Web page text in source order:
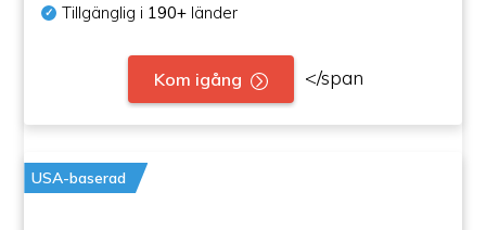
Tillgänglig i 190+ länder
Kom igång </span
USA-baserad